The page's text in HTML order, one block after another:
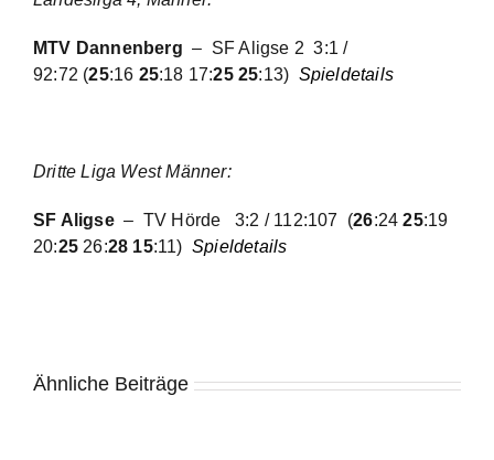
MTV Dannenberg– SF Aligse 23:1 /
92:72 (25:16 25:18 17:25 25:13) Spieldetails
Dritte Liga West Männer:
SF Aligse– TV Hörde 3:2 / 112:107 (26:2425:19
20:25 26:28 15:11)Spieldetails
Ähnliche Beiträge